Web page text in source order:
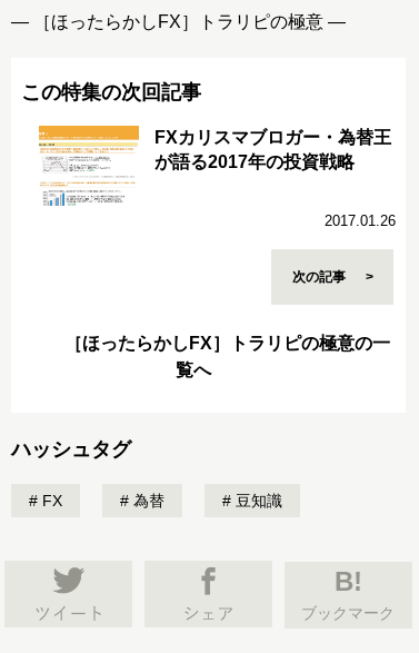
― ［ほったらかしFX］トラリピの極意 ―
この特集の次回記事
FXカリスマブロガー・為替王
が語る2017年の投資戦略
2017.01.26
次の記事
［ほったらかしFX］トラリピの極意の一
覧へ
ハッシュタグ
FX 為替 豆知識
B!
ブックマーク